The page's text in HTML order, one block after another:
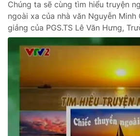
Chúng ta sẽ cùng tìm hiểu truyện
ngoài xa của nhà văn Nguyễn Minh
giảng của PGS.TS Lê Văn Hưng,